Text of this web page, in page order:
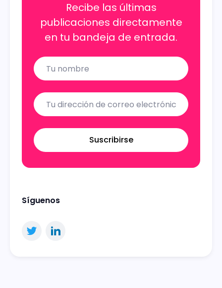
Recibe las últimas
publicaciones directamente
en tu bandeja de entrada.
Name
Email
Suscribirse
Síguenos